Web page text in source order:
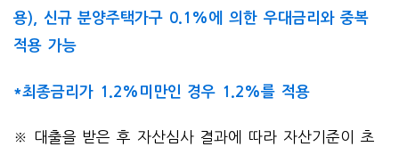
용), 신규 분양주택가구 0.1%에 의한 우대금리와 중복
적용 가능
*최종금리가 1.2%미만인 경우 1.2%를 적용
※ 대출을 받은 후 자산심사 결과에 따라 자산기준이 초